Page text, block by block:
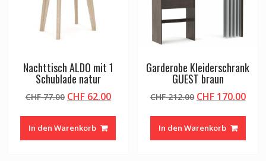
Nachttisch ALDO mit 1
Schublade natur
CHF77.00 Ursprünglicher
war:
CHF 77.00
CHF62.00Aktueller
In den Warenkorb
Garderobe Kleiderschrank
GUEST braun
CHF212.00 Ursprünglicher
war:
CHF 212.00
CHF170.00
In den Warenkorb